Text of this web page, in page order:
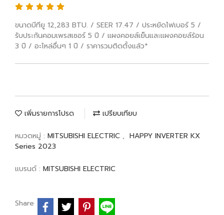
ขนาดบีทียู 12,283 BTU. / SEER 17.47 / ประหยัดไฟเบอร์ 5 /
รับประกันคอมเพรสเซอร์ 5 ปี / แผงคอยล์เย็นและแผงคอยล์ร้อน
3 ปี / อะไหล่อื่นๆ 1 ปี / ราคารวมติดตั้งแล้ว*
เพิ่มรายการโปรด เปรียบเทียบ
หมวดหมู่ : MITSUBISHI ELECTRIC , HAPPY INVERTER KX
Series 2023
แบรนด์ : MITSUBISHI ELECTRIC
Share